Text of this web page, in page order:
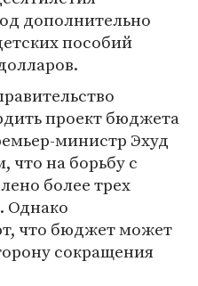
дополнительно
пособий
проект бюджета
министр Эхуд
что на борьбу с
более трех
Однако
что бюджет может
сокращения